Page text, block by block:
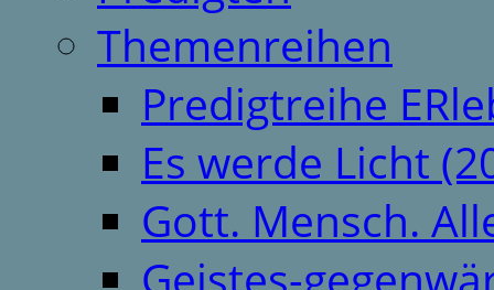
Themenreihen
Predigtreihe
Es werde Licht
Gott. Mensch.